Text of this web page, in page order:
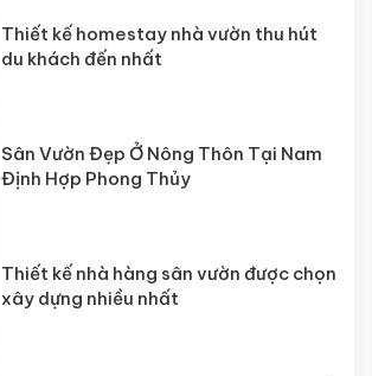
Thiết kế homestay nhà vườn thu hút
du khách đến nhất
Sân Vườn Đẹp Ở Nông Thôn Tại Nam
Định Hợp Phong Thủy
Thiết kế nhà hàng sân vườn được chọn
xây dựng nhiều nhất